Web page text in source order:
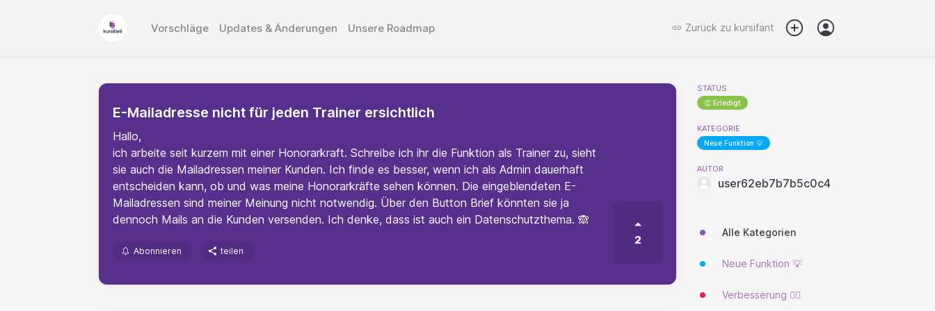
Vorschläge Updates & Änderungen Unsere Roadmap Zurück zu kursifant
E-Mailadresse nicht für jeden Trainer ersichtlich
Hallo,
ich arbeite seit kurzem mit einer Honorarkraft. Schreibe ich ihr die Funktion als Trainer zu, sieht
sie auch die Mailadressen meiner Kunden. Ich finde es besser, wenn ich als Admin dauerhaft
entscheiden kann, ob und was meine Honorarkräfte sehen können. Die eingeblendeten E-
Mailadressen sind meiner Meinung nicht notwendig. Über den Button Brief könnten sie ja
dennoch Mails an die Kunden versenden. Ich denke, dass ist auch ein Datenschutzthema. 🙈
Abonnieren teilen
2
STATUS
👏 Erledigt
KATEGORIE
Neue Funktion 💡
AUTOR
user62eb7b7b5c0c4
Alle Kategorien
Neue Funktion 💡
Verbesserung 🐱‍🏍